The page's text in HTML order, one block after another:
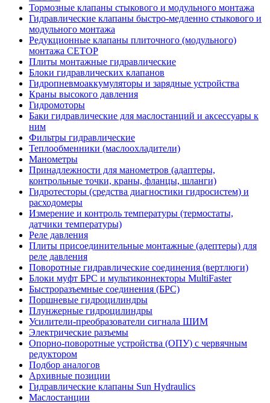
Тормозные клапаны стыкового и модульного монтажа
Гидравлические клапаны быстро-медленно стыкового и
модульного монтажа
Редукционные клапаны плиточного (модульного)
монтажа CETOP
Плиты монтажные гидравлические
Блоки гидравлических клапанов
Гидропневмоаккумуляторы и зарядные устройства
Краны высокого давления
Гидромоторы
Баки гидравлические для маслостанций и аксессуары к
ним
Фильтры гидравлические
Теплообменники (маслоохладители)
Манометры
Принадлежности для манометров (адаптеры,
контрольные точки, краны, фланцы, шланги)
Гидротесторы (средства диагностики гидросистем) и
расходомеры
Измерение и контроль температуры (термостаты,
датчики температуры)
Реле давления
Плиты присоединительные монтажные (адептеры) для
реле давления
Поворотные гидравлические соединения (вертлюги)
Блоки муфт БРС и мультиконнекторы MultiFaster
Быстроразъемные соединения (БРС)
Поршневые гидроцилиндры
Плунжерные гидроцилиндры
Усилители-преобразователи сигнала ШИМ
Электрические разъемы
Опорно-поворотные устройства (ОПУ) с червячным
редуктором
Подбор аналогов
Архивные позиции
Гидравлические клапаны Sun Hydraulics
Маслостанции